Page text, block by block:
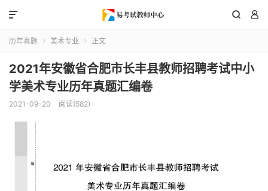
 

历年真题  美术专业  正文
2021年安徽省合肥市长丰县教师招聘考试中小
学美术专业历年真题汇编卷
2021-09-20 阅读(582)